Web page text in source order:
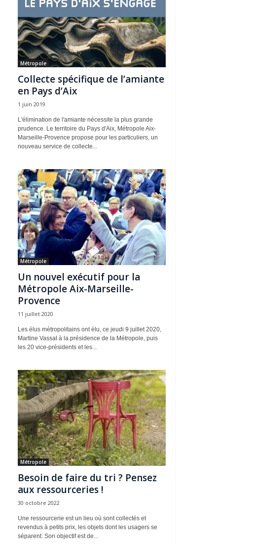
Métropole
Collecte spécifique de l’amiante
en Pays d’Aix
1 juin 2019
L'élimination de l'amiante nécessite la plus grande
prudence. Le territoire du Pays d'Aix, Métropole Aix-
Marseille-Provence propose pour les particuliers, un
nouveau service de collecte...
Métropole
Un nouvel exécutif pour la
Métropole Aix-Marseille-
Provence
11 juillet 2020
Les élus métropolitains ont élu, ce jeudi 9 juillet 2020,
Martine Vassal à la présidence de la Métropole, puis
les 20 vice-présidents et les...
Métropole
Besoin de faire du tri ? Pensez
aux ressourceries !
30 octobre 2022
Une ressourcerie est un lieu où sont collectés et
revendus à petits prix, les objets dont les usagers se
séparent. Son objectif est de...